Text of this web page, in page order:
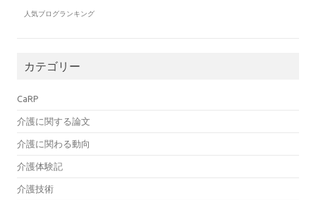
人気ブログランキング
カテゴリー
CaRP
介護に関する論文
介護に関わる動向
介護体験記
介護技術